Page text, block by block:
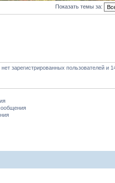
Показать темы за:
зарегистрированных пользователей и